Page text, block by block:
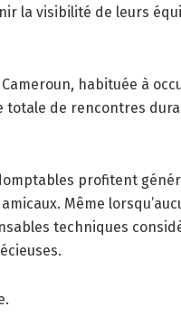
la visibilité de leurs
habituée à
totale de rencontres
profitent
Même
techniques